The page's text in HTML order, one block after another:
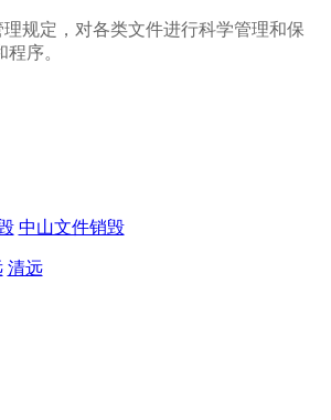
规定，对各类文件进行科学管理和保
序。
中山文件销毁
清远